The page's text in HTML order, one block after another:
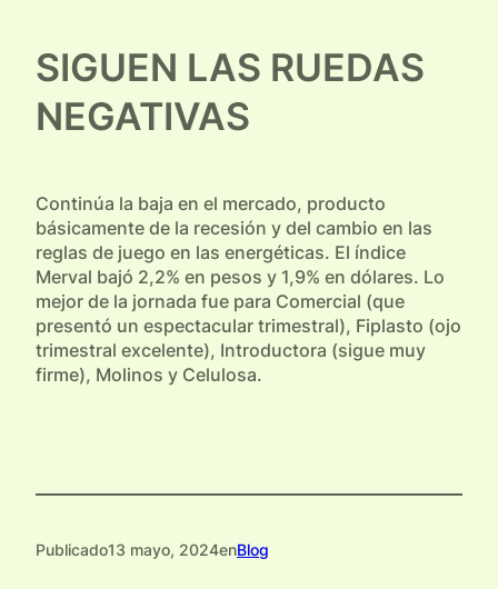
SIGUEN LAS RUEDAS
NEGATIVAS
Continúa la baja en el mercado, producto
básicamente de la recesión y del cambio en las
reglas de juego en las energéticas. El índice
Merval bajó 2,2% en pesos y 1,9% en dólares. Lo
mejor de la jornada fue para Comercial (que
presentó un espectacular trimestral), Fiplasto (ojo
trimestral excelente), Introductora (sigue muy
firme), Molinos y Celulosa.
Publicado13 mayo, 2024enBlog